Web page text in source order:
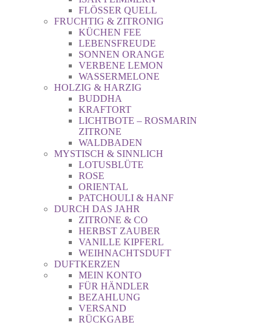
FLÖSSER QUELL
FRUCHTIG & ZITRONIG
KÜCHEN FEE
LEBENSFREUDE
SONNEN ORANGE
VERBENE LEMON
WASSERMELONE
HOLZIG & HARZIG
BUDDHA
KRAFTORT
LICHTBOTE – ROSMARIN
ZITRONE
WALDBADEN
MYSTISCH & SINNLICH
LOTUSBLÜTE
ROSE
ORIENTAL
PATCHOULI & HANF
DURCH DAS JAHR
ZITRONE & CO
HERBST ZAUBER
VANILLE KIPFERL
WEIHNACHTSDUFT
DUFTKERZEN
MEIN KONTO
FÜR HÄNDLER
BEZAHLUNG
VERSAND
RÜCKGABE